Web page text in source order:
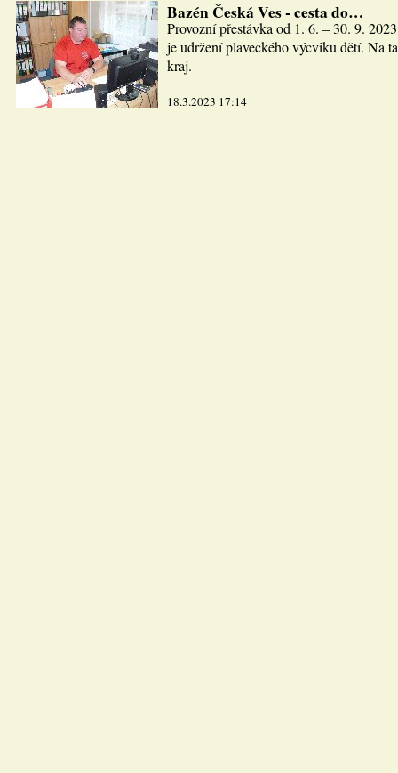
Bazén Česká Ves - cesta do…
Provozní přestávka od 1. 6. – 30. 9.
je udržení plaveckého výcviku dětí. Na
kraj.
18.3.2023 17:14